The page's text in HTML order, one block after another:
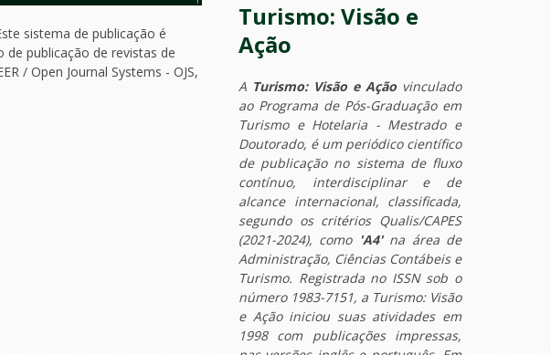
sistema de publicação é
publicação de revistas de
/ Open Journal Systems - OJS,
Turismo: Visão e
Ação
A Turismo: Visão e Açãovinculado
ao Programa de Pós-Graduação em
Turismo e Hotelaria - Mestrado e
Doutorado, é um periódico científico
de publicação no sistema de fluxo
contínuo, interdisciplinar e de
alcance internacional, classificada,
segundo os critérios Qualis/CAPES
(2021-2024), como 'A4'na área de
Administração, Ciências Contábeis e
Turismo. Registrada no ISSN sob o
número 1983-7151, a Turismo: Visão
e Ação iniciou suas atividades em
1998 com publicações impressas,